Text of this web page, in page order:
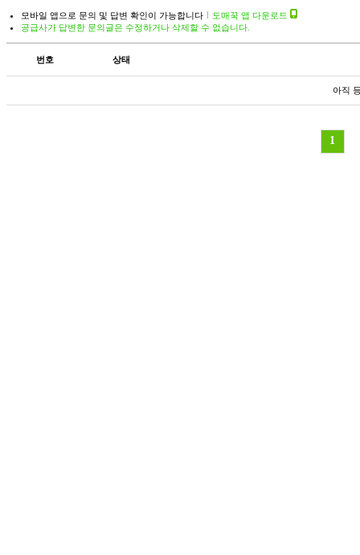
모바일 앱으로 문의 및 답변 확인이 가능합니다
도매꾹 앱 다운로드
공급사가 답변한 문의글은 수정하거나 삭제할 수 없습니다.
번호 상태
아직
1